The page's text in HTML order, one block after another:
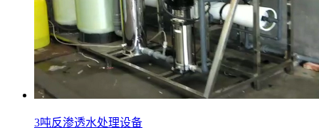
3吨反渗透水处理设备